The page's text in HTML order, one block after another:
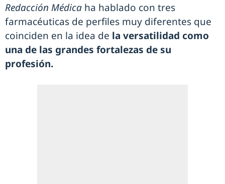
Redacción Médica ha hablado con tres
farmacéuticas de perfiles muy diferentes que
coinciden en la idea de la versatilidad como
una de las grandes fortalezas de su
profesión.